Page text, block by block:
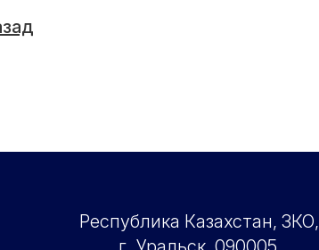
Республика Казахстан, ЗКО,